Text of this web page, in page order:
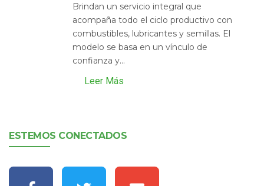
Brindan un servicio integral que
acompaña todo el ciclo productivo con
combustibles, lubricantes y semillas. El
modelo se basa en un vínculo de
confianza y...
Leer Más
ESTEMOS CONECTADOS